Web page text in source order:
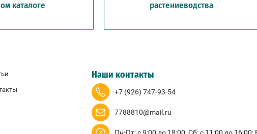
каталоге
растениеводства
Наши контакты
+7 (926) 747-93-54
7788810@mail.ru